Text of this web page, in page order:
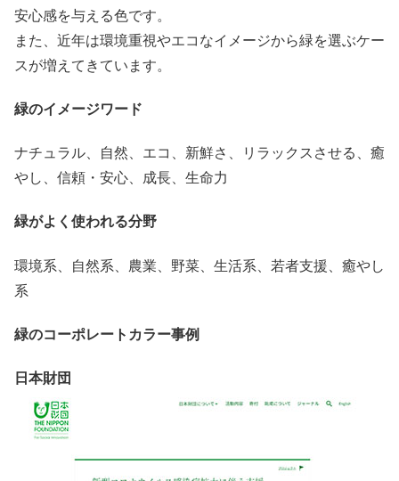
安心感を与える色です。
また、近年は環境重視やエコなイメージから緑を選ぶケー
スが増えてきています。
緑のイメージワード
ナチュラル、自然、エコ、新鮮さ、リラックスさせる、癒
やし、信頼・安心、成長、生命力
緑がよく使われる分野
環境系、自然系、農業、野菜、生活系、若者支援、癒やし
系
緑のコーポレートカラー事例
日本財団